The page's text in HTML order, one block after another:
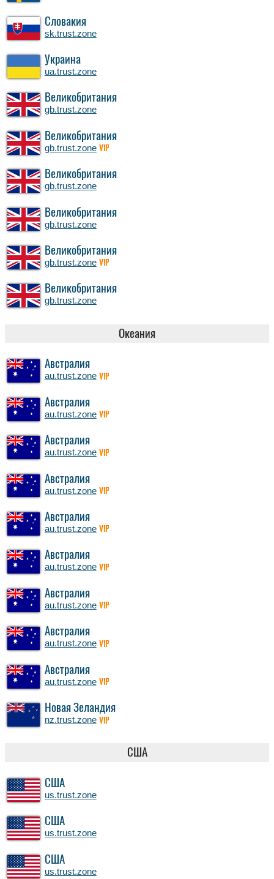
Словакия
sk.trust.zone
Украина
ua.trust.zone
Великобритания
gb.trust.zone
Великобритания
gb.trust.zone VIP
Великобритания
gb.trust.zone
Великобритания
gb.trust.zone
Великобритания
gb.trust.zone VIP
Великобритания
gb.trust.zone
Океания
Австралия
au.trust.zone VIP
Австралия
au.trust.zone VIP
Австралия
au.trust.zone VIP
Австралия
au.trust.zone VIP
Австралия
au.trust.zone VIP
Австралия
au.trust.zone VIP
Австралия
au.trust.zone VIP
Австралия
au.trust.zone VIP
Австралия
au.trust.zone VIP
Новая Зеландия
nz.trust.zone VIP
США
США
us.trust.zone
США
us.trust.zone
США
us.trust.zone